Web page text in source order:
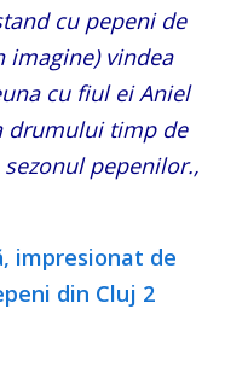
cu pepeni de
imagine) vindea
cu fiul ei Aniel
drumului timp de
pepenilor.,